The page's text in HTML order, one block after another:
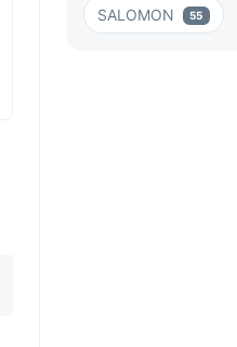
SALOMON 55